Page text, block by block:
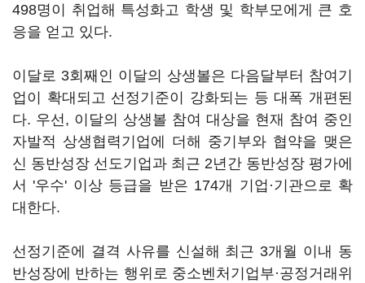
498명이 취업해 특성화고 학생 및 학부모에게 큰 호
응을 얻고 있다.
이달로 3회째인 이달의 상생볼은 다음달부터 참여기
업이 확대되고 선정기준이 강화되는 등 대폭 개편된
다. 우선, 이달의 상생볼 참여 대상을 현재 참여 중인
자발적 상생협력기업에 더해 중기부와 협약을 맺은
신 동반성장 선도기업과 최근 2년간 동반성장 평가에
서 '우수' 이상 등급을 받은 174개 기업·기관으로 확
대한다.
선정기준에 결격 사유를 신설해 최근 3개월 이내 동
반성장에 반하는 행위로 중소벤처기업부·공정거래위